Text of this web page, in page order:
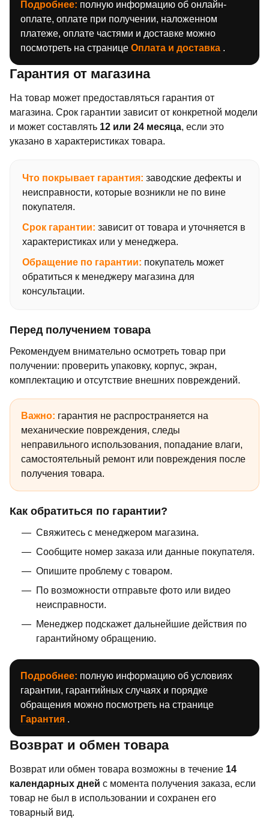
Подробнее: полную информацию об онлайн-
оплате, оплате при получении, наложенном
платеже, оплате частями и доставке можно
посмотреть на странице Оплата и доставка .
Гарантия от магазина
На товар может предоставляться гарантия от
магазина. Срок гарантии зависит от конкретной модели
и может составлять 12 или 24 месяца, если это
указано в характеристиках товара.
Что покрывает гарантия: заводские дефекты и
неисправности, которые возникли не по вине
покупателя.
Срок гарантии: зависит от товара и уточняется в
характеристиках или у менеджера.
Обращение по гарантии: покупатель может
обратиться к менеджеру магазина для
консультации.
Перед получением товара
Рекомендуем внимательно осмотреть товар при
получении: проверить упаковку, корпус, экран,
комплектацию и отсутствие внешних повреждений.
Важно: гарантия не распространяется на
механические повреждения, следы
неправильного использования, попадание влаги,
самостоятельный ремонт или повреждения после
получения товара.
Как обратиться по гарантии?
Свяжитесь с менеджером магазина.
Сообщите номер заказа или данные покупателя.
Опишите проблему с товаром.
По возможности отправьте фото или видео
неисправности.
Менеджер подскажет дальнейшие действия по
гарантийному обращению.
Подробнее: полную информацию об условиях
гарантии, гарантийных случаях и порядке
обращения можно посмотреть на странице
Гарантия .
Возврат и обмен товара
Возврат или обмен товара возможны в течение 14
календарных дней с момента получения заказа, если
товар не был в использовании и сохранен его
товарный вид.